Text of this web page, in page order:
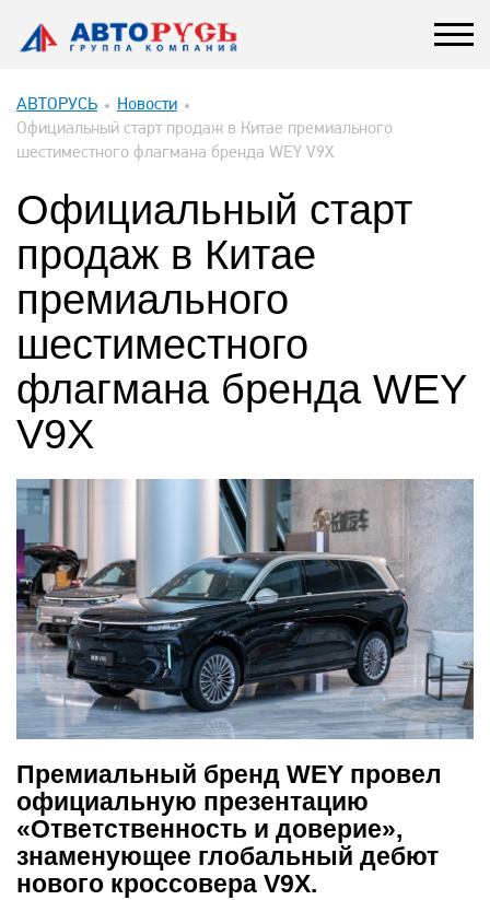
АВТОРУСЬ
Новости
Официальный старт продаж в Китае премиального
шестиместного флагмана бренда WEY V9X
Официальный старт
продаж в Китае
премиального
шестиместного
флагмана бренда WEY
V9X
Премиальный бренд WEY провел
официальную презентацию
«Ответственность и доверие»,
знаменующее глобальный дебют
нового кроссовера V9X.